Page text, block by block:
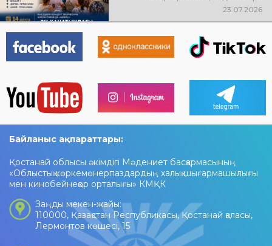
өтеді! Баршаңызды мерекелік
23.07.2026
Байланыс ақпараттары:
Қостанай облысы әкімдігі Мәдениет басқармасының
«Облыстық көркемөнерпаздардың халық шығармашылығы
мен кинобейнеқор орталығы» КМҚК
Заңды мекен-жайы:
110000, Қазақстан Республикасы, Қостанай қаласы,
Лермонтов көшесі, 15